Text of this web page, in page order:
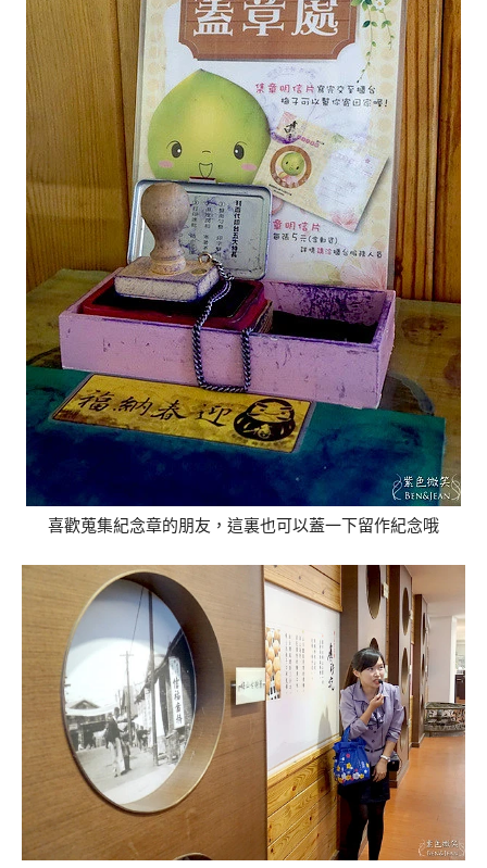
喜歡蒐集紀念章的朋友，這裏也可以蓋一下留作紀念哦